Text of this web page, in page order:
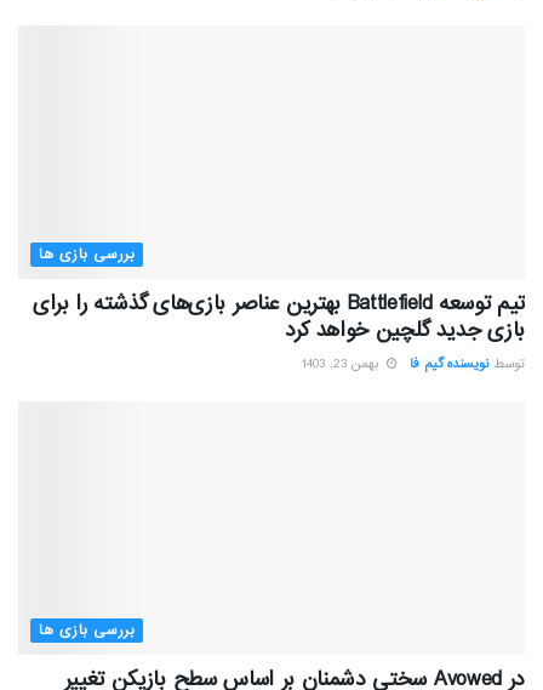
بررسی بازی ها
تیم توسعه Battlefield بهترین عناصر بازی‌های گذشته را برای
بازی جدید گلچین خواهد کرد
توسط نویسنده گیم فا بهمن 23, 1403
بررسی بازی ها
در Avowed سختی دشمنان بر اساس سطح بازیکن تغییر